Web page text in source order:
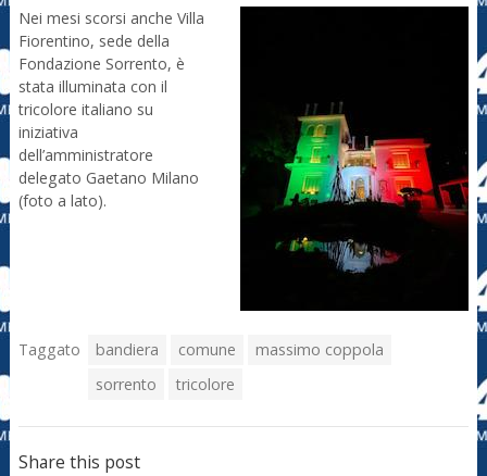
Nei mesi scorsi anche Villa
Fiorentino, sede della
Fondazione Sorrento, è
stata illuminata con il
tricolore italiano su
iniziativa
dell’amministratore
delegato Gaetano Milano
(foto a lato).
Taggato bandiera comune
massimo coppola
sorrento
tricolore
Share this post